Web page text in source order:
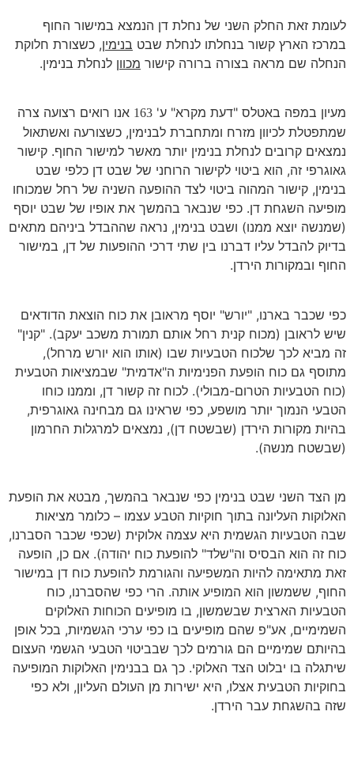
לעומת זאת החלק השני של נחלת דן הנמצא במישור החוף
במרכז הארץ קשור בנחלתו לנחלת שבט בנימין, כשצורת חלוקת
הנחלה שם מראה בצורה ברורה קישור מכוון לנחלת בנימין.
מעיון במפה באטלס "דעת מקרא" ע' 163 אנו רואים רצועה צרה
שמתפטלת לכיוון מזרח ומתחברת לבנימין, כשצורעה ואשתאול
נמצאים קרובים לנחלת בנימין יותר מאשר למישור החוף. קישור
גאוגרפי זה, הוא ביטוי לקישור הרוחני של שבט דן כלפי שבט
בנימין, קישור המהוה ביטוי לצד ההופעה השניה של רחל שמכוחו
מופיעה השגחת דן. כפי שנבאר בהמשך את אופיו של שבט יוסף
(שמנשה יוצא ממנו) ושבט בנימין, נראה שההבדל ביניהם מתאים
בדיוק להבדל עליו דברנו בין שתי דרכי ההופעות של דן, במישור
החוף ובמקורות הירדן.
כפי שכבר בארנו, "יורש" יוסף מראובן את כוח הוצאת הדודאים
שיש לראובן (מכוח קנית רחל אותם תמורת משכב יעקב). "קנין"
זה מביא לכך שלכוח הטבעיות שבו (אותו הוא יורש מרחל),
מתוסף גם כוח הופעת הפנימיות ה"אדמית" שבמציאות הטבעית
(כוח הטבעיות הטרום-מבולי). לכוח זה קשור דן, וממנו כוחו
הטבעי הנמוך יותר מושפע, כפי שראינו גם מבחינה גאוגרפית,
בהיות מקורות הירדן (שבשטח דן), נמצאים למרגלות החרמון
(שבשטח מנשה).
מן הצד השני שבט בנימין כפי שנבאר בהמשך, מבטא את הופעת
האלוקות העליונה בתוך חוקיות הטבע עצמו – כלומר מציאות
שבה הטבעיות הגשמית היא עצמה אלוקית (שכפי שכבר הסברנו,
כוח זה הוא הבסיס וה"שלד" להופעת כוח יהודה). אם כן, הופעה
זאת מתאימה להיות המשפיעה והגורמת להופעת כוח דן במישור
החוף, ששמשון הוא המופיע אותה. הרי כפי שהסברנו, כוח
הטבעיות הארצית שבשמשון, בו מופיעים הכוחות האלוקים
השמימיים, אע"פ שהם מופיעים בו כפי ערכי הגשמיות, בכל אופן
בהיותם שמימיים הם גורמים לכך שבביטוי הטבעי הגשמי העצום
שיתגלה בו יבלוט הצד האלוקי. כך גם בבנימין האלוקות המופיעה
בחוקיות הטבעית אצלו, היא ישירות מן העולם העליון, ולא כפי
שזה בהשגחת עבר הירדן.